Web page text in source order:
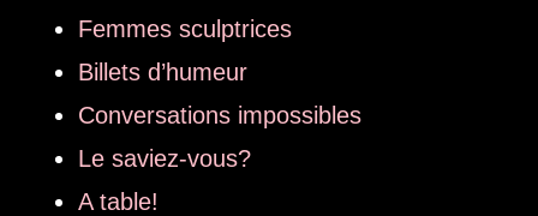
Femmes sculptrices
Billets d’humeur
Conversations impossibles
Le saviez-vous?
A table!